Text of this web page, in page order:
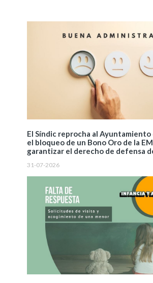
El Síndic reprocha al Ayuntamiento
el bloqueo de un Bono Oro de la
garantizar el derecho de defensa
31-07-2026